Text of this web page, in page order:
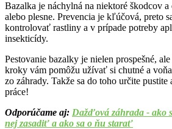
Bazalka je náchylná na niektoré škodcov
alebo plesne. Prevencia je kľúčová, preto
kontrolovať rastliny a v prípade potreby
insekticídy.
Pestovanie bazalky je nielen prospešné,
kroky vám pomôžu užívať si chutné a
zo záhrady. Takže sa do toho určite
práce!
Odporúčame aj: Dažďová záhrada - ako
nej zasadiť a ako sa o ňu starať